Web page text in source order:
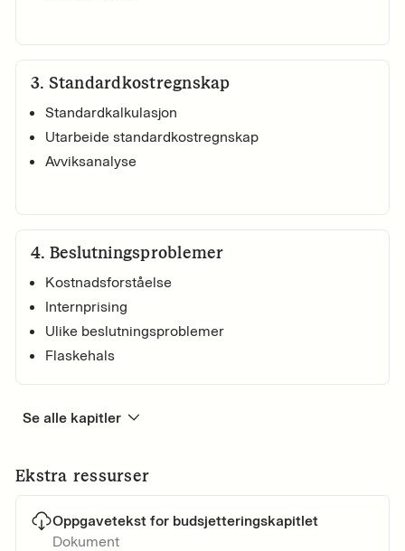
3. Standardkostregnskap
Standardkalkulasjon
Utarbeide standardkostregnskap
Avviksanalyse
4. Beslutningsproblemer
Kostnadsforståelse
Internprising
Ulike beslutningsproblemer
Flaskehals
Se alle kapitler
Ekstra ressurser
Oppgavetekst for budsjetteringskapitlet
Dokument